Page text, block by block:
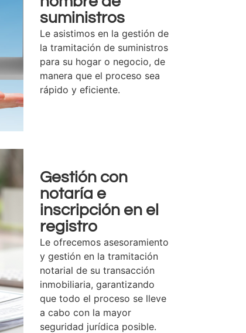
suministros
Le asistimos en la gestión de
la tramitación de suministros
para su hogar o negocio, de
manera que el proceso sea
rápido y eficiente.
Gestión con
notaría e
inscripción en el
registro
Le ofrecemos asesoramiento
y gestión en la tramitación
notarial de su transacción
inmobiliaria, garantizando
que todo el proceso se lleve
a cabo con la mayor
seguridad jurídica posible.